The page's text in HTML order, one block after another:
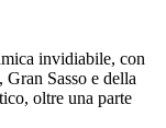
invidiabile, con
Sasso e della
oltre una parte